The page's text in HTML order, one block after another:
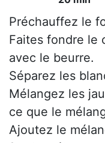
Préchauffez le
Faites fondre le
avec le beurre.
Séparez les
Mélangez les
ce que le
Ajoutez le